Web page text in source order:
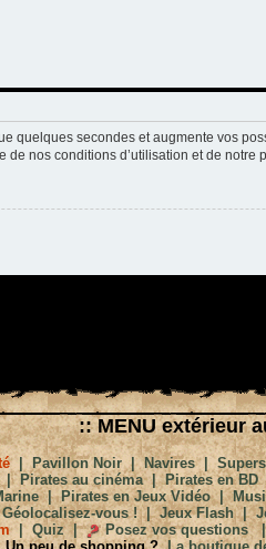
quelques secondes et augmente vos
nos conditions d’utilisation et de
:: MENU extérieur
|Pavillon Noir|Navires|
Pirates au cinéma|Pirates en BD
|Pirates en Jeux Vidéo|
Géolocalisez-vous !|Jeux Flash|
| Quiz| Posez vos questions